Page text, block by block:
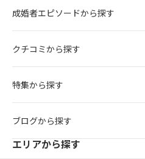
成婚者エピソードから探す
クチコミから探す
特集から探す
ブログから探す
エリアから探す